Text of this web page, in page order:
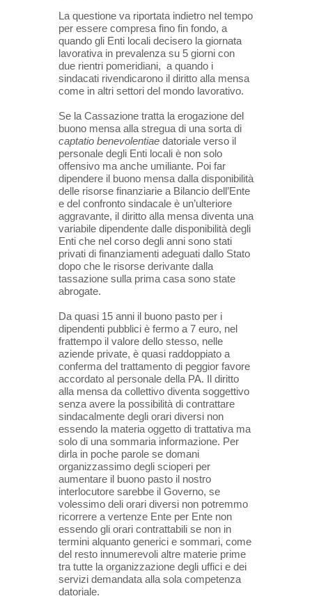
La questione va riportata indietro nel tempo
per essere compresa fino fin fondo, a
quando gli Enti locali decisero la giornata
lavorativa in prevalenza su 5 giorni con
due rientri pomeridiani, a quando i
sindacati rivendicarono il diritto alla mensa
come in altri settori del mondo lavorativo.
Se la Cassazione tratta la erogazione del
buono mensa alla stregua di una sorta di
captatio benevolentiae datoriale verso il
personale degli Enti locali è non solo
offensivo ma anche umiliante. Poi far
dipendere il buono mensa dalla disponibilità
delle risorse finanziarie a Bilancio dell’Ente
e del confronto sindacale è un’ulteriore
aggravante, il diritto alla mensa diventa una
variabile dipendente dalle disponibilità degli
Enti che nel corso degli anni sono stati
privati di finanziamenti adeguati dallo Stato
dopo che le risorse derivante dalla
tassazione sulla prima casa sono state
abrogate.
Da quasi 15 anni il buono pasto per i
dipendenti pubblici è fermo a 7 euro, nel
frattempo il valore dello stesso, nelle
aziende private, è quasi raddoppiato a
conferma del trattamento di peggior favore
accordato al personale della PA. Il diritto
alla mensa da collettivo diventa soggettivo
senza avere la possibilità di contrattare
sindacalmente degli orari diversi non
essendo la materia oggetto di trattativa ma
solo di una sommaria informazione. Per
dirla in poche parole se domani
organizzassimo degli scioperi per
aumentare il buono pasto il nostro
interlocutore sarebbe il Governo, se
volessimo deli orari diversi non potremmo
ricorrere a vertenze Ente per Ente non
essendo gli orari contrattabili se non in
termini alquanto generici e sommari, come
del resto innumerevoli altre materie prime
tra tutte la organizzazione degli uffici e dei
servizi demandata alla sola competenza
datoriale.